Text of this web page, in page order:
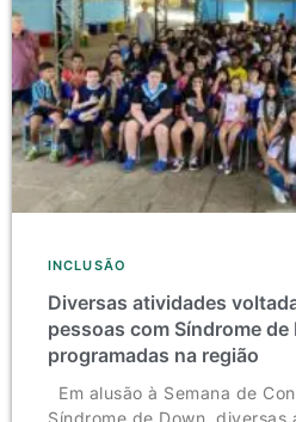
INCLUSÃO
Diversas atividades
pessoas com Síndrome de
programadas na região
Em alusão à Semana de